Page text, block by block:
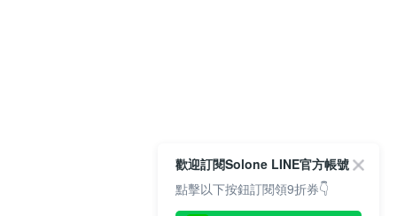
歡迎訂閱Solone LINE官方帳號
點擊以下按鈕訂閱領9折券👇